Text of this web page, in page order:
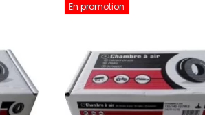
En promotion